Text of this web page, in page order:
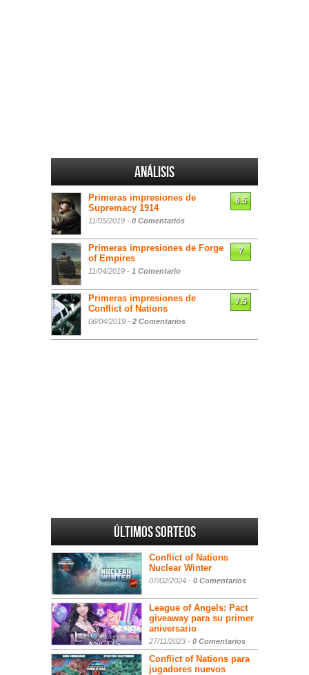
Análisis
Primeras impresiones de
Supremacy 1914
11/05/2019 - 0 Comentarios
6.5
Primeras impresiones de Forge
of Empires
11/04/2019 - 1 Comentario
7
Primeras impresiones de
Conflict of Nations
06/04/2019 - 2 Comentarios
7.5
Últimos sorteos
Conflict of Nations
Nuclear Winter
07/02/2024 - 0 Comentarios
League of Angels: Pact
giveaway para su primer
aniversario
27/11/2023 - 0 Comentarios
Conflict of Nations para
jugadores nuevos